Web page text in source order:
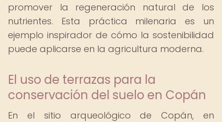
promover la regeneración natural de los
nutrientes. Esta práctica milenaria es un
ejemplo inspirador de cómo la sostenibilidad
puede aplicarse en la agricultura moderna.
El uso de terrazas para la
conservación del suelo en Copán
En el sitio arqueológico de Copán, en